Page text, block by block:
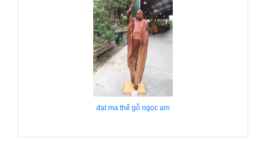
đạt ma thế gỗ ngọc am